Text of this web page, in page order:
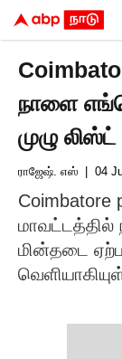
நாளை
முழு லிஸ்ட்
ராஜேஷ். எஸ் | 04
மாவட்டத்தில்
மின்தடை